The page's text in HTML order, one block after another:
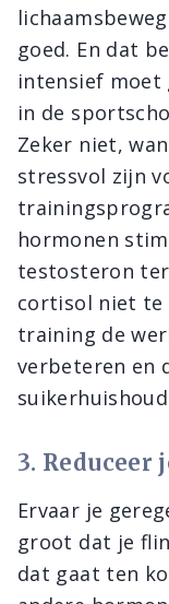
goed. En dat
intensief moet
in de
Zeker niet,
stressvol zijn
hormonen
testosteron
cortisol niet te
training de
verbeteren en
3. Reduceer
Ervaar je
groot dat je
dat gaat ten